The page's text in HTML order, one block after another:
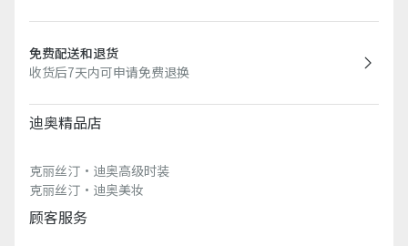
免费配送和退货
收货后7天内可申请免费退换
迪奥精品店
克丽丝汀·迪奥高级时装
克丽丝汀·迪奥美妆
顾客服务